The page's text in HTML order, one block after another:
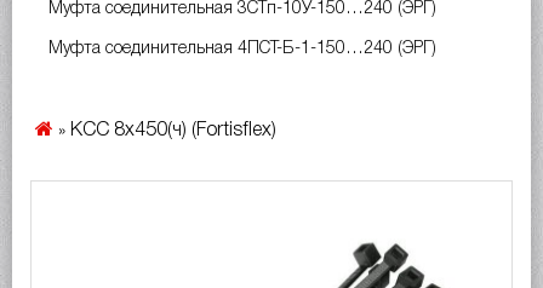
Муфта соединительная 3СТп-10У-150…240 (ЭРГ)
Муфта соединительная 4ПСТ-Б-1-150…240 (ЭРГ)
» КСС 8x450(ч) (Fortisflex)